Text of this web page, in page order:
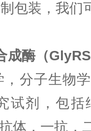
包装，我们
成酶（
，分子生物
试剂，包
体，一抗，